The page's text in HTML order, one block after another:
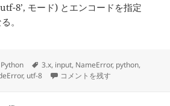
8’, モード) とエンコードを指定
。
カ
テ
Python
タ
グ
3.x, input, NameError, python,
, utf-8 【Python】3.x系で sys.stdin や
コメントを残す